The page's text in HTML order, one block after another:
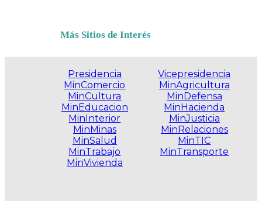
Más Sitios de Interés
Presidencia
MinComercio
MinCultura
MinEducacion
MinInterior
MinMinas
MinSalud
MinTrabajo
MinVivienda
Vicepresidencia
MinAgricultura
MinDefensa
MinHacienda
MinJusticia
MinRelaciones
MinTIC
MinTransporte